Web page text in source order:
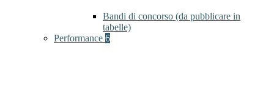
Bandi di concorso (da pubblicare in
tabelle)
Performance 6